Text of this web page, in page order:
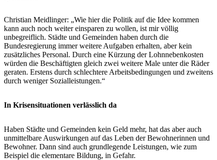
Christian Meidlinger: „Wie hier die Politik auf die Idee kommen
kann auch noch weiter einsparen zu wollen, ist mir völlig
unbegreiflich. Städte und Gemeinden haben durch die
Bundesregierung immer weitere Aufgaben erhalten, aber kein
zusätzliches Personal. Durch eine Kürzung der Lohnnebenkosten
würden die Beschäftigten gleich zwei weitere Male unter die Räder
geraten. Erstens durch schlechtere Arbeitsbedingungen und zweitens
durch weniger Sozialleistungen.“
In Krisensituationen verlässlich da
Haben Städte und Gemeinden kein Geld mehr, hat das aber auch
unmittelbare Auswirkungen auf das Leben der Bewohnerinnen und
Bewohner. Dann sind auch grundlegende Leistungen, wie zum
Beispiel die elementare Bildung, in Gefahr.